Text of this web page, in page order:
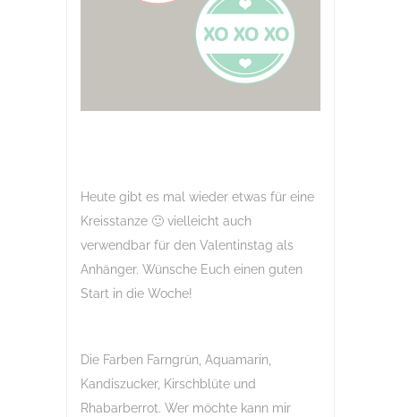
Heute gibt es mal wieder etwas für eine
Kreisstanze 🙂 vielleicht auch
verwendbar für den Valentinstag als
Anhänger. Wünsche Euch einen guten
Start in die Woche!
Die Farben Farngrün, Aquamarin,
Kandiszucker, Kirschblüte und
Rhabarberrot. Wer möchte kann mir